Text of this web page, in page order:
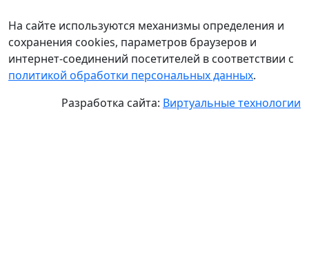
На сайте используются механизмы определения и
сохранения cookies, параметров браузеров и
интернет-соединений посетителей в соответствии с
политикой обработки персональных данных.
Разработка сайта: Виртуальные технологии